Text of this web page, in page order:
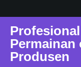
Profesional
Permainan
Produsen